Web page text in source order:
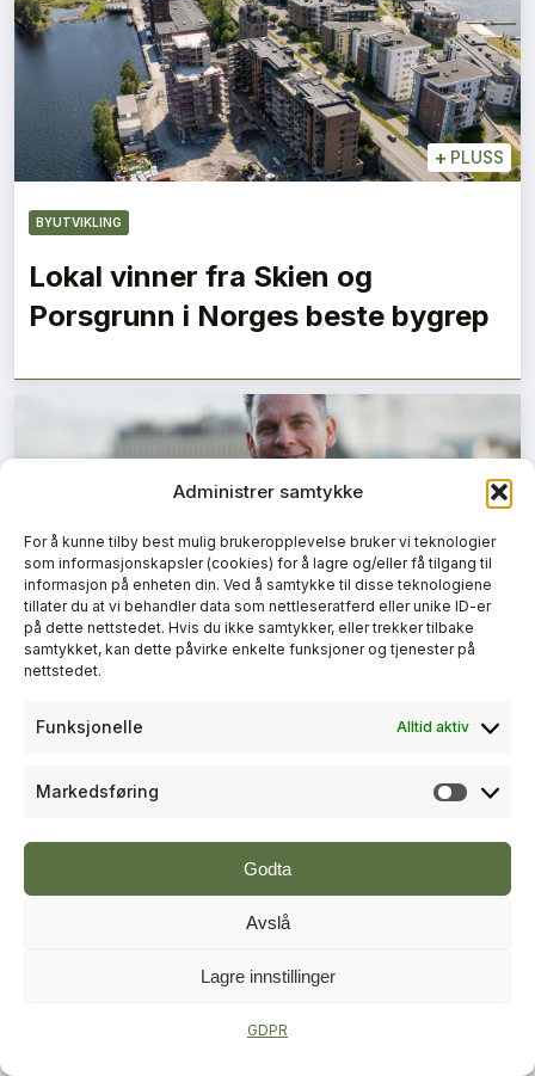
Administrer samtykke
For å kunne tilby best mulig brukeropplevelse bruker vi teknologier
som informasjonskapsler (cookies) for å lagre og/eller få tilgang til
informasjon på enheten din. Ved å samtykke til disse teknologiene
tillater du at vi behandler data som nettleseratferd eller unike ID-er
på dette nettstedet. Hvis du ikke samtykker, eller trekker tilbake
samtykket, kan dette påvirke enkelte funksjoner og tjenester på
nettstedet.
Funksjonelle Alltid aktiv
Markedsføring
Godta
Avslå
Lagre innstillinger
GDPR
+ PLUSS
BYUTVIKLING
Lokal vinner fra Skien og
Porsgrunn i Norges beste bygrep
+ PLUSS
RÅDGIVNING
én milliard kroner i andre kvartal